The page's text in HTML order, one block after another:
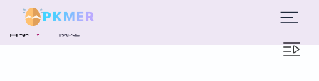
PKMER
目录 概述